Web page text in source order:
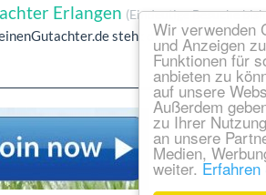
Wir verwenden
und Anzeigen
Funktionen für
anbieten zu
auf unsere
Außerdem
zu Ihrer
an unsere
Medien,
weiter.
Erlangen (Eindeutige Besuche
steht dir in Erlangen &